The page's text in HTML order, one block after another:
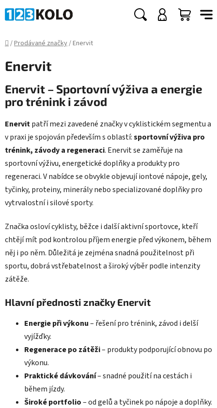
na
Hledat
Domů
/Prodávané značky/Enervit
Enervit
Enervit – Sportovní výživa a energie
pro trénink i závod
Enervitpatří mezi zavedené značky v cyklistickém segmentu a
v praxi je spojován především s oblastí:sportovní výživa pro
trénink, závody a regeneraci. Enervit se zaměřuje na
sportovní výživu, energetické doplňky a produkty pro
regeneraci. V nabídce se obvykle objevují iontové nápoje, gely,
tyčinky, proteiny, minerály nebo specializované doplňky pro
vytrvalostní i silové sporty.
Značka osloví cyklisty, běžce i další aktivní sportovce, kteří
chtějí mít pod kontrolou příjem energie před výkonem, během
něj i po něm. Důležitá je zejména snadná použitelnost při
sportu, dobrá vstřebatelnost a široký výběr podle intenzity
zátěže.
Hlavní přednosti značky Enervit
Energie při výkonu– řešení pro trénink, závod i delší
vyjížďky.
Regenerace po zátěži– produkty podporující obnovu po
výkonu.
Praktické dávkování– snadné použití na cestách i
během jízdy.
Široké portfolio– od gelů a tyčinek po nápoje a doplňky.